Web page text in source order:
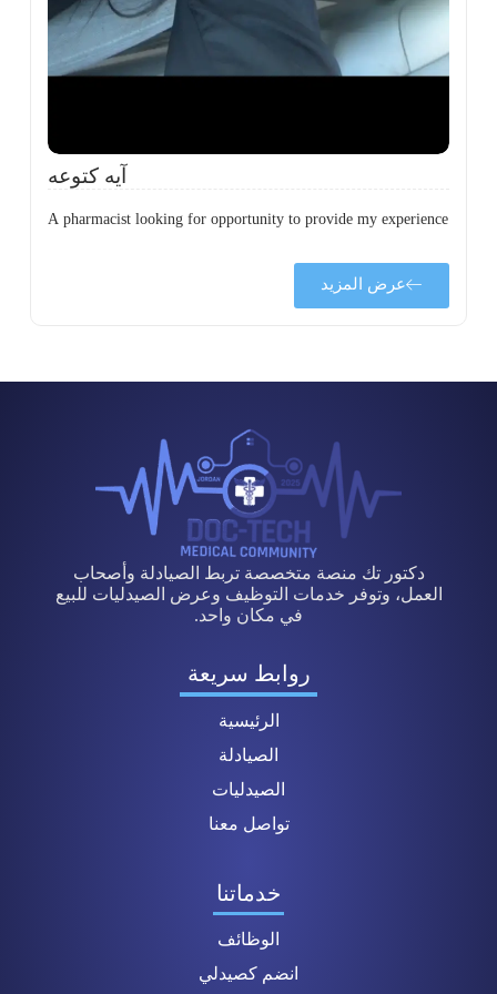
آيه كتوعه
A pharmacist looking for opportunity to provide my experience
عرض المزيد
دكتور تك منصة متخصصة تربط الصيادلة وأصحاب
العمل، وتوفر خدمات التوظيف وعرض الصيدليات للبيع
في مكان واحد.
روابط سريعة
الرئيسية
الصيادلة
الصيدليات
تواصل معنا
خدماتنا
الوظائف
انضم كصيدلي